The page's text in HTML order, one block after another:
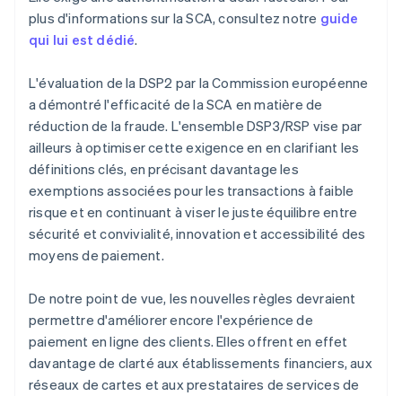
plus d'informations sur la SCA, consultez notre guide
qui lui est dédié.
L'évaluation de la DSP2 par la Commission européenne
a démontré l'efficacité de la SCA en matière de
réduction de la fraude. L'ensemble DSP3/RSP vise par
ailleurs à optimiser cette exigence en en clarifiant les
définitions clés, en précisant davantage les
exemptions associées pour les transactions à faible
risque et en continuant à viser le juste équilibre entre
sécurité et convivialité, innovation et accessibilité des
moyens de paiement.
De notre point de vue, les nouvelles règles devraient
permettre d'améliorer encore l'expérience de
paiement en ligne des clients. Elles offrent en effet
davantage de clarté aux établissements financiers, aux
réseaux de cartes et aux prestataires de services de